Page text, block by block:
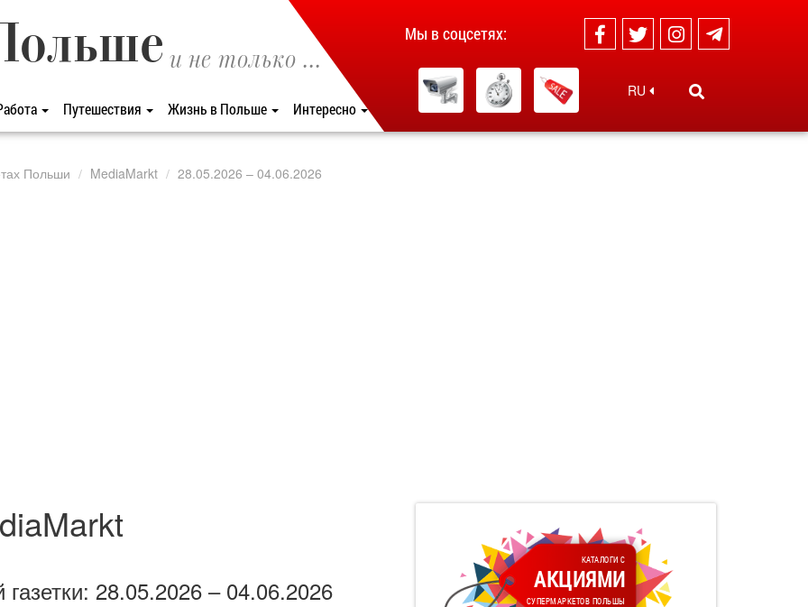
и не только ...
Путешествия Жизнь в Польше Интересно
Мы в соцсетях:
RU
Польши MediaMarkt 28.05.2026 – 04.06.2026
28.05.2026 – 04.06.2026
КАТАЛОГИ С
АКЦИЯМИ
СУПЕРМАРКЕТОВ ПОЛЬШЫ